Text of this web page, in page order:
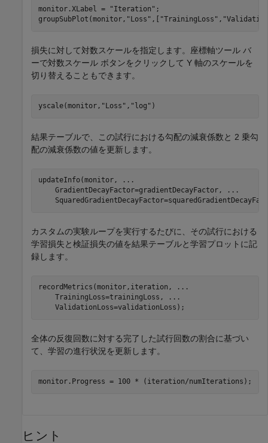
monitor.XLabel = "Iteration" ;
groupSubPlot(monitor, "Loss" ,[ "TrainingLoss" ,
損失に対して対数スケールを指定します。座標軸ツール バ
ーで対数スケール ボタンをクリックして Y 軸のスケールを
切り替えることもできます。
yscale(monitor, "Loss" , "log" )
結果テーブルで、この試行における勾配の減衰係数と 2 乗勾
配の減衰係数の値を更新します。
updateInfo(monitor,
...
    GradientDecayFactor=gradientDecayFactor,
...
カスタムの実験ループを実行するたびに、その試行における
学習損失と検証損失の値を結果テーブルと学習プロットに記
録します。
recordMetrics(monitor,iteration,
...
    TrainingLoss=trainingLoss,
...
    ValidationLoss=validationLoss);
全体の反復回数に対する完了した試行回数の割合に基づい
て、学習の進行状況を更新します。
monitor.Progress = 100 * (iteration/numIterations);
ヒント